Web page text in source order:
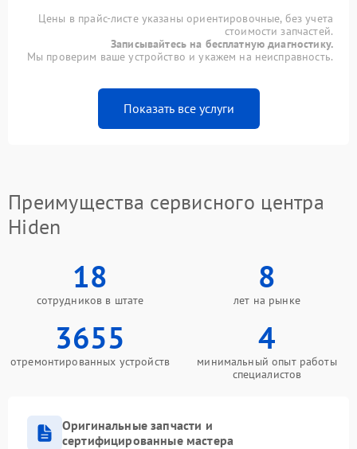
Цены в прайс-листе указаны ориентировочные, без учета
стоимости запчастей.
Записывайтесь на бесплатную диагностику.
Мы проверим ваше устройство и укажем на неисправность.
Показать все услуги
Преимущества сервисного центра
Hiden
18
сотрудников в штате
8
лет на рынке
3655
отремонтированных устройств
4
минимальный опыт работы
специалистов
Оригинальные запчасти и
сертифицированные мастера